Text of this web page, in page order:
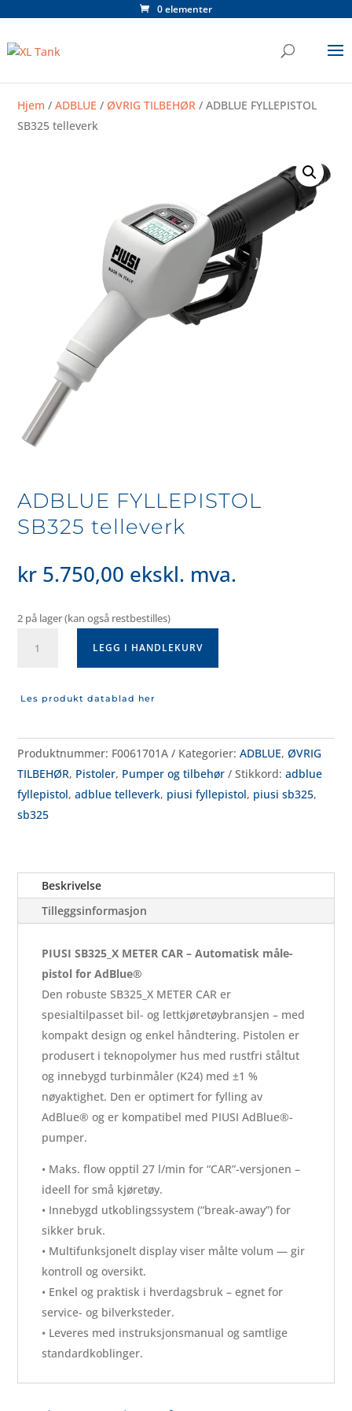
0 elementer
Hjem /ADBLUE / ØVRIG TILBEHØR / ADBLUE FYLLEPISTOL
SB325 telleverk
ADBLUE FYLLEPISTOL
SB325 telleverk
kr 5.750,00 ekskl. mva.
2 på lager (kan også restbestilles)
telleverk
LEGG I HANDLEKURV
Les produkt datablad her
Produktnummer: F0061701A Kategorier:ADBLUE,ØVRIG
TILBEHØR, Pistoler, Pumper og tilbehør Stikkord:adblue
fyllepistol,adblue telleverk, piusi fyllepistol, piusi sb325,
sb325
Beskrivelse
Tilleggsinformasjon
PIUSI SB325_X METER CAR – Automatisk måle­
pistol for AdBlue®
Den robuste SB325_X METER CAR er
spesialtilpasset bil- og lett­kjøretøy­bransjen – med
kompakt design og enkel håndtering. Pistolen er
produsert i teknopolymer hus med rustfri stål­tut
og innebygd turbin­måler (K24) med ±1 %
nøyaktighet. Den er optimert for fylling av
AdBlue® og er kompatibel med PIUSI AdBlue®-
pumper.
• Maks. flow opptil 27 l/min for “CAR”-versjonen –
ideell for små kjøretøy.
• Innebygd utkoblingssystem (“break-away”) for
sikker bruk.
• Multifunksjonelt display viser målte volum — gir
kontroll og oversikt.
• Enkel og praktisk i hverdagsbruk – egnet for
service- og bilverksteder.
• Leveres med instruksjons­manual og samtlige
standard­koblinger.